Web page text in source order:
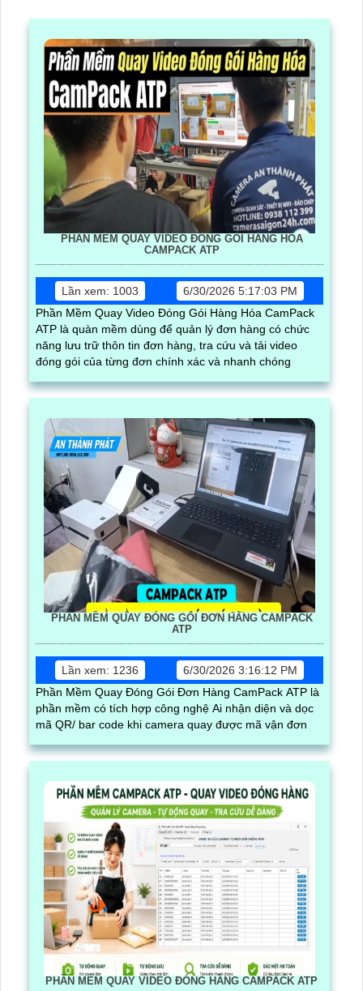
PHẦN MỀM QUAY VIDEO ĐÓNG GÓI HÀNG HÓA
CAMPACK ATP
Lần xem: 1003
6/30/2026 5:17:03 PM
Phần Mềm Quay Video Đóng Gói Hàng Hóa CamPack
ATP là quàn mềm dùng để quản lý đơn hàng có chức
năng lưu trữ thôn tin đơn hàng, tra cứu và tải video
đóng gói của từng đơn chính xác và nhanh chóng
PHẦN MỀM QUAY ĐÓNG GÓI ĐƠN HÀNG CAMPACK
ATP
Lần xem: 1236
6/30/2026 3:16:12 PM
Phần Mềm Quay Đóng Gói Đơn Hàng CamPack ATP là
phần mềm có tích hợp công nghệ Ai nhận diện và dọc
mã QR/ bar code khi camera quay được mã vận đơn
PHẦN MỀM QUAY VIDEO ĐÓNG HÀNG CAMPACK ATP